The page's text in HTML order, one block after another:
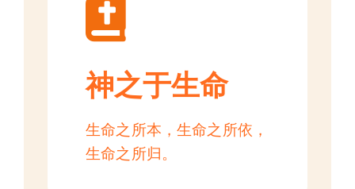
神之于生命
生命之所本，生命之所依，
生命之所归。